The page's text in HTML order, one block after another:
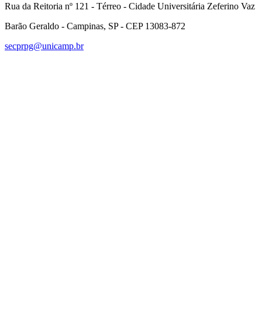
Rua da Reitoria nº 121 - Térreo - Cidade Universitária Zeferino Vaz
Barão Geraldo - Campinas, SP - CEP 13083-872
secprpg@unicamp.br